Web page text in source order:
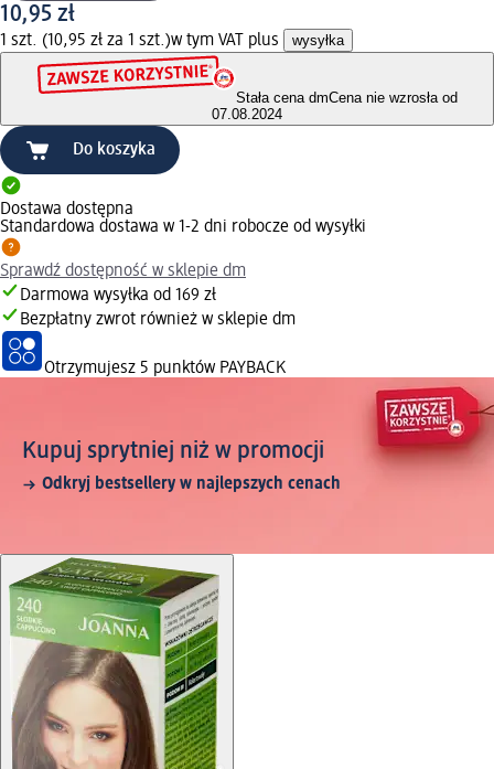
10,95 zł
1 szt. (10,95 zł za 1 szt.)w tym VAT plus wysyłka
Stała cena dmCena nie wzrosła od
07.08.2024
Do koszyka
Dostawa dostępna
Standardowa dostawa w 1-2 dni robocze od wysyłki
Sprawdź dostępność w sklepie dm
Darmowa wysyłka od 169 zł
Bezpłatny zwrot również w sklepie dm
Otrzymujesz 5 punktów PAYBACK
Kupuj sprytniej niż w promocji
Odkryj bestsellery w najlepszych cenach